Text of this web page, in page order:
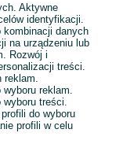
Aktywne
identyfikacji.
kombinacji danych
na urządzeniu lub
Rozwój i
treści.
reklam.
treści.
do wyboru
profili w celu